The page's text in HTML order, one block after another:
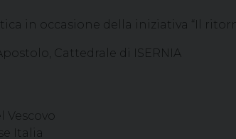
in occasione della iniziativa “Il
Cattedrale di ISERNIA
Vescovo
Italia